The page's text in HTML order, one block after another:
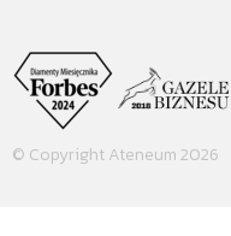
© Copyright Ateneum 2026